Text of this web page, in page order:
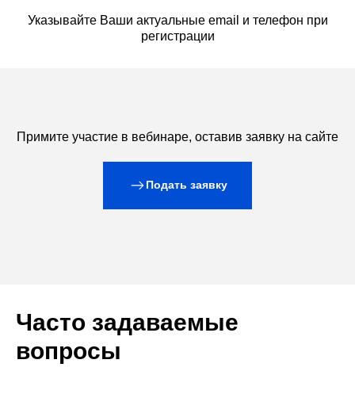
Указывайте Ваши актуальные email и телефон при
регистрации
Примите участие в вебинаре, оставив заявку на сайте
Подать заявку
Часто задаваемые
вопросы